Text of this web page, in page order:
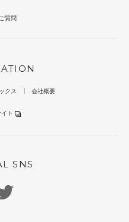
質問
クス 会社概要
ト
SNS